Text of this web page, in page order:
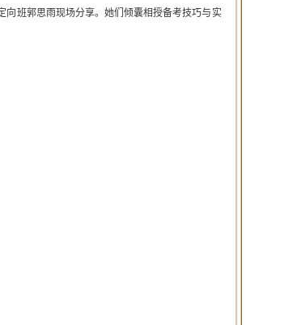
班郭思雨现场分享。她们倾囊相授备考技巧与实